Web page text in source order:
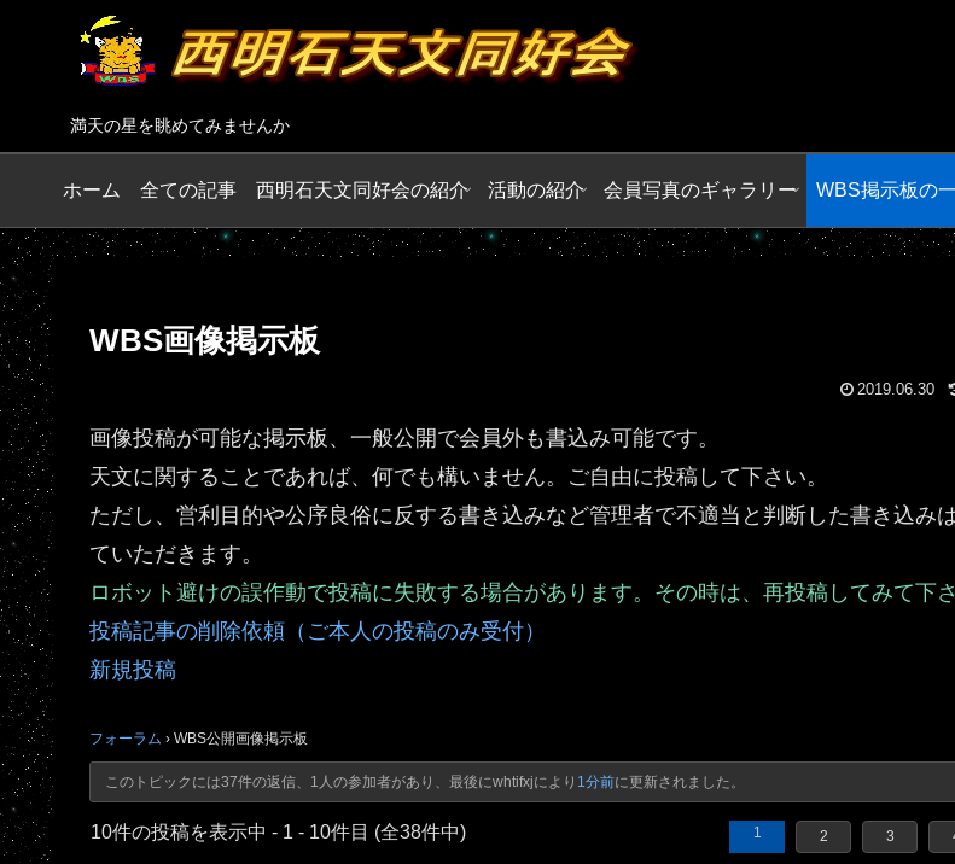
満天の星を眺めてみませんか
ホーム 全ての記事 西明石天文同好会の紹介 活動の紹介 会員写真のギャラリー WBS掲示板の
WBS画像掲示板
2019.06.30
画像投稿が可能な掲示板、一般公開で会員外も書込み可能です。
天文に関することであれば、何でも構いません。ご自由に投稿して下さい。
ただし、営利目的や公序良俗に反する書き込みなど管理者で不適当と判断した書き込み
ていただきます。
ロボット避けの誤作動で投稿に失敗する場合があります。その時は、再投稿してみて下さ
投稿記事の削除依頼（ご本人の投稿のみ受付）
新規投稿
フォーラム › WBS公開画像掲示板
このトピックには37件の返信、1人の参加者があり、最後にwhtifxjにより 1分前に更新されました。
10件の投稿を表示中 - 1 - 10件目 (全38件中) 1 2 3